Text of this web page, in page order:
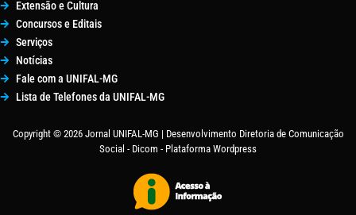
Extensão e Cultura
Concursos e Editais
Serviços
Notícias
Fale com a UNIFAL-MG
Lista de Telefones da UNIFAL-MG
Copyright © 2026 Jornal UNIFAL-MG | Desenvolvimento Diretoria de Comunicação
Social - Dicom - Plataforma Wordpress